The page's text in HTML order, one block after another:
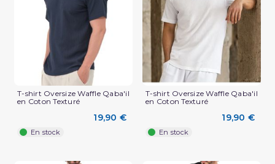
(2 avis)
T-shirt Oversize Waffle Qaba'il
en Coton Texturé
19,90 €
En stock
T-shirt Oversize Waffle Qaba'il
en Coton Texturé
19,90 €
En stock